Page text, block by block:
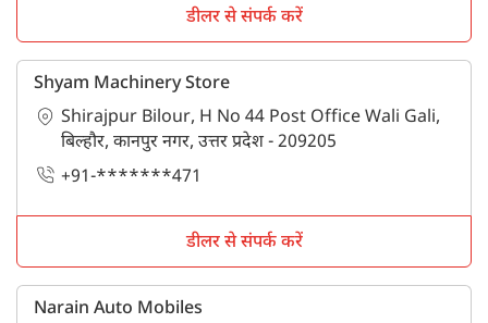
डीलर से संपर्क करें
Shyam Machinery Store
Shirajpur Bilour, H No 44 Post Office Wali Gali,
बिल्हौर, कानपुर नगर, उत्तर प्रदेश - 209205
+91-*******471
डीलर से संपर्क करें
Narain Auto Mobiles